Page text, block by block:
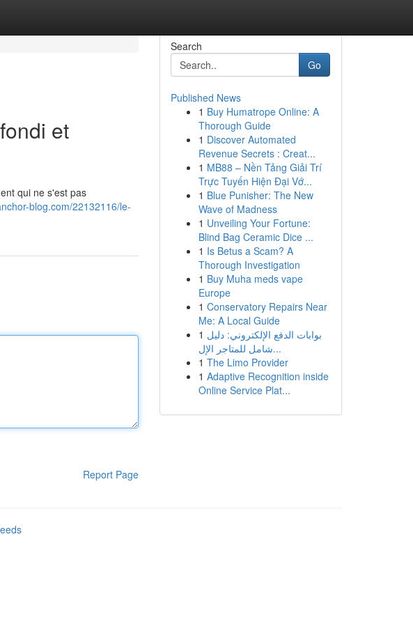
et
qui ne s'est pas
blog.com/22132116/le-
Report Page
Search
Go
Published News
1 Buy Humatrope Online: A
Thorough Guide
1 Discover Automated
Revenue Secrets : Creat...
1 MB88 – Nền Tảng Giải Trí
Trực Tuyến Hiện Đại Vớ...
1 Blue Punisher: The New
Wave of Madness
1 Unveiling Your Fortune:
Blind Bag Ceramic Dice ...
1 Is Betus a Scam? A
Thorough Investigation
1 Buy Muha meds vape
Europe
1 Conservatory Repairs Near
Me: A Local Guide
1 بوابات الدفع الإلكتروني: دليل
شامل للمتاجر الإل...
1 The Limo Provider
1 Adaptive Recognition inside
Online Service Plat...